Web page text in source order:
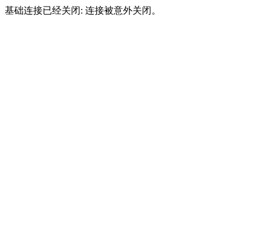
基础连接已经关闭: 连接被意外关闭。